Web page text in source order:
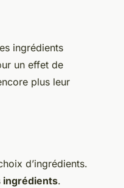
ingrédients
un effet de
plus leur
d’ingrédients.
ingrédients.